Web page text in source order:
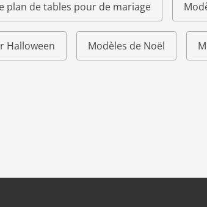
plan de tables pour de mariage
Halloween Modèles de Noël